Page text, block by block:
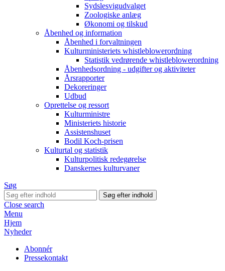
Sydslesvigudvalget
Zoologiske anlæg
Økonomi og tilskud
Åbenhed og information
Åbenhed i forvaltningen
Kulturministeriets whistleblowerordning
Statistik vedrørende whistleblowerordning
Åbenhedsordning - udgifter og aktiviteter
Årsrapporter
Dekoreringer
Udbud
Oprettelse og ressort
Kulturministre
Ministeriets historie
Assistenshuset
Bodil Koch-prisen
Kulturtal og statistik
Kulturpolitisk redegørelse
Danskernes kulturvaner
Søg
Close search
Menu
Hjem
Nyheder
Abonnér
Pressekontakt